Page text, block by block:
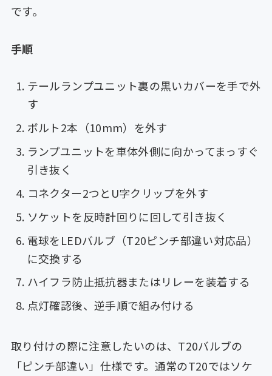
です。
手順
テールランプユニット裏の黒いカバーを手で外
す
ボルト2本（10mm）を外す
ランプユニットを車体外側に向かってまっすぐ
引き抜く
コネクター2つとU字クリップを外す
ソケットを反時計回りに回して引き抜く
電球をLEDバルブ（T20ピンチ部違い対応品）
に交換する
ハイフラ防止抵抗器またはリレーを装着する
点灯確認後、逆手順で組み付ける
取り付けの際に注意したいのは、T20バルブの
「ピンチ部違い」仕様です。通常のT20ではソケ